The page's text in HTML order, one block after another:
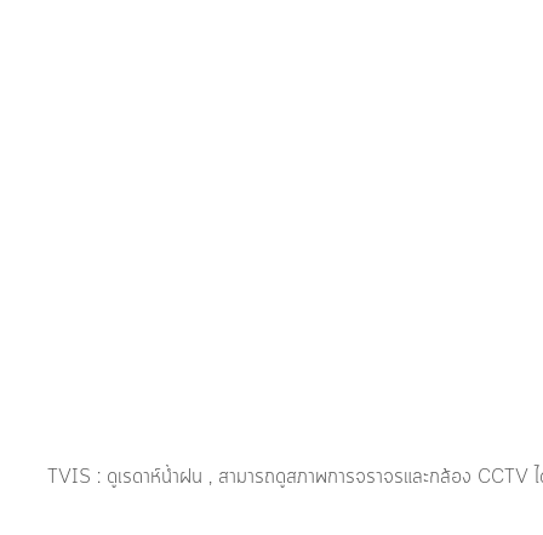
TVIS : ดูเรดาห์น้ำฝน , สามารถดูสภาพการจราจรและกล้อง CCTV